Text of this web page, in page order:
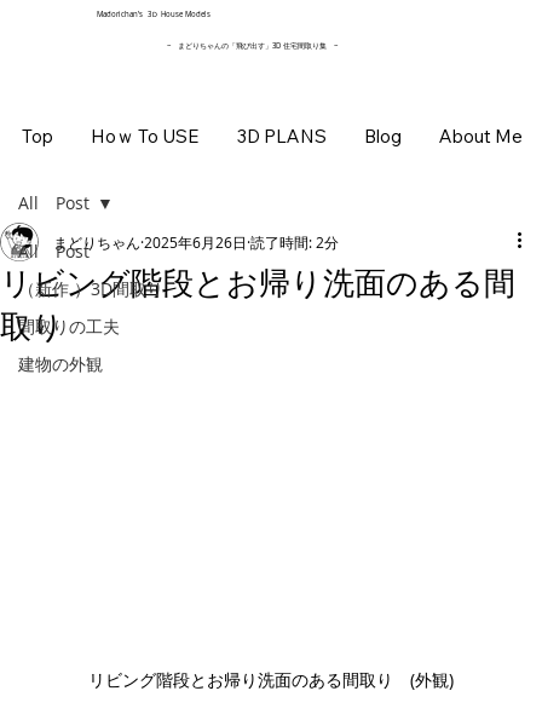
​Madorichan’s 3Ｄ House Models
Top Hoｗ To USE 3D PLANS Blog About Me
~ まどりちゃんの「飛び出す」3D 住宅間取り集 ~
All Post
（新作 ）3D間取り
間取りの工夫
建物の外観
All Post
リビング階段とお帰り洗面のある間
取り
まどりちゃん 2025年6月26日 読了時間: 2分
リビング階段とお帰り洗面のある間取り　(外観)